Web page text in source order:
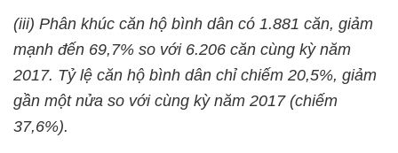
(iii) Phân khúc căn hộ bình dân có 1.881 căn, giảm
mạnh đến 69,7% so với 6.206 căn cùng kỳ năm
2017. Tỷ lệ căn hộ bình dân chỉ chiếm 20,5%, giảm
gần một nửa so với cùng kỳ năm 2017 (chiếm
37,6%).